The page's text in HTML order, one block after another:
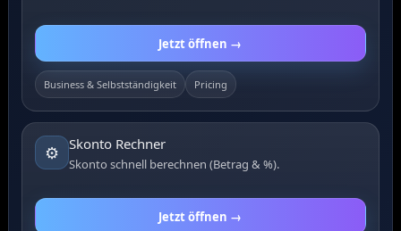
Jetzt öffnen →
Business & Selbstständigkeit Pricing
⚙️ Skonto Rechner
Skonto schnell berechnen (Betrag & %).
Jetzt öffnen →